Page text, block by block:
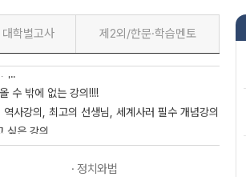
대학별고사 제2외/한문·학습멘토
!!
수 밖에 없는 강의!!!!
역사강의, 최고의 선생님, 세계사러 필수 개념강의
싶은 강의
냥 앞으로 계속 해주세요..
· 정치와법